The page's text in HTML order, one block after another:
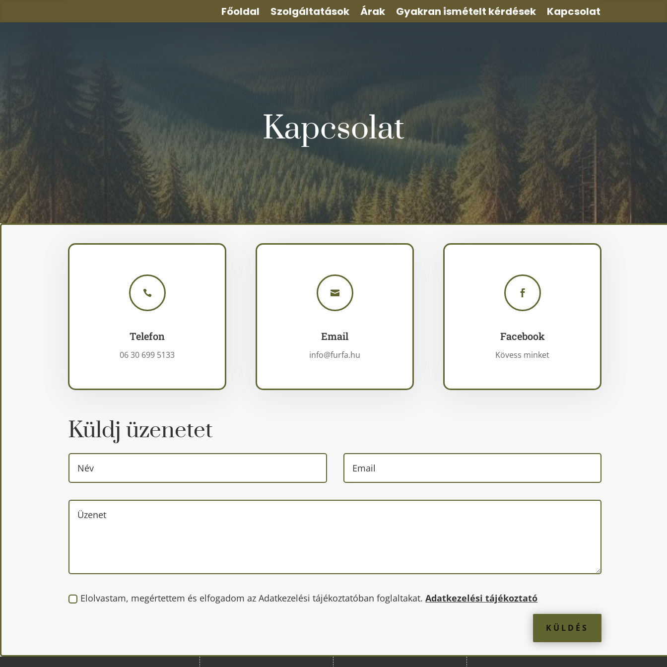
Főoldal Szolgáltatások Árak Gyakran ismételt kérdések Kapcsolat
Kapcsolat

Telefon
06 30 699 5133

Email
info@furfa.hu

Facebook
Kövess minket
Küldj üzenetet
Elolvastam, megértettem és elfogadom az Adatkezelési tájékoztatóban foglaltakat.Adatkezelési tájékoztató
KÜLDÉS